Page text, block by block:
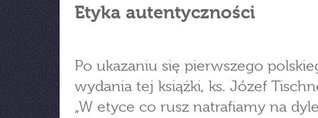
Etyka autentyczności
Po ukazaniu się pierwszego
wydania tej książki, ks. Józef
„W etyce co rusz natrafiamy na